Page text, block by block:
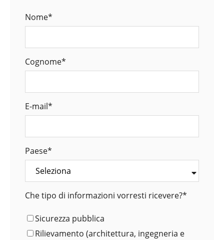
Nome*
Cognome*
E-mail*
Paese*
Che tipo di informazioni vorresti ricevere?*
Sicurezza pubblica
Rilievamento (architettura, ingegneria e